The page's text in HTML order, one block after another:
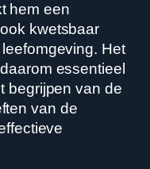
hem een
kwetsbaar
Het
essentieel
begrijpen van de
van de